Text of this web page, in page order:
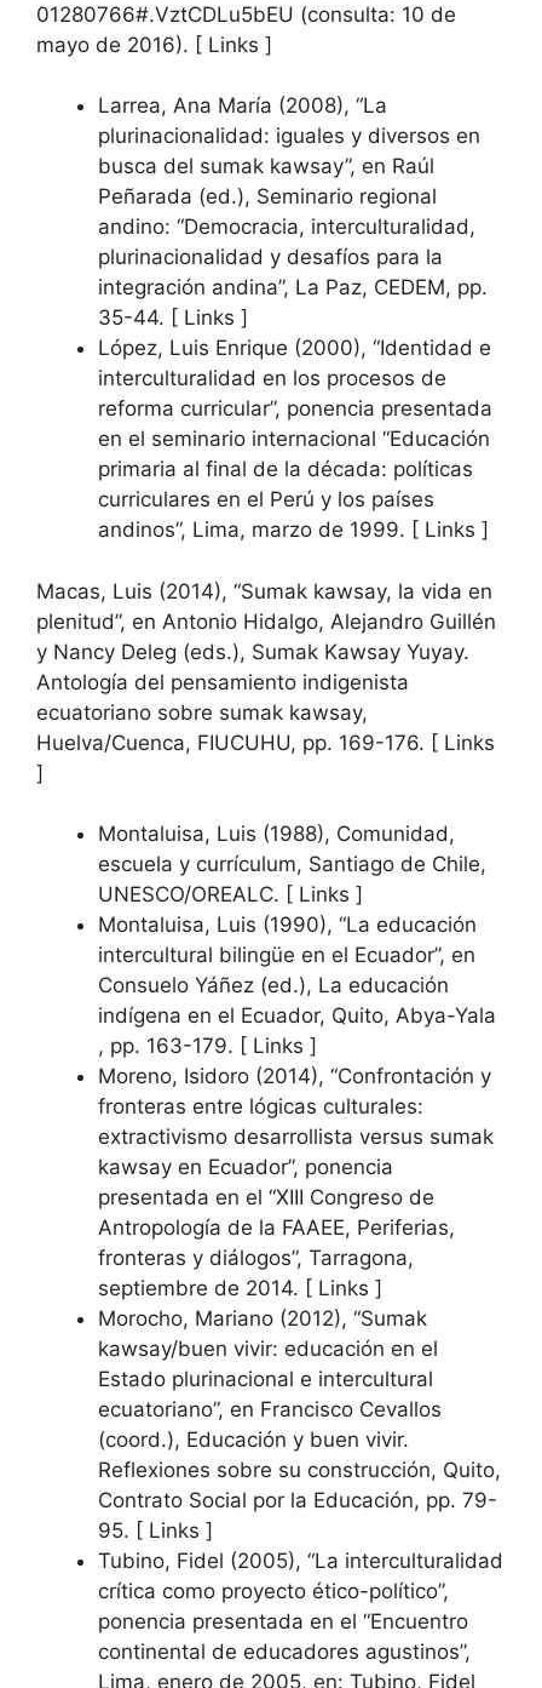
01280766#.VztCDLu5bEU (consulta: 10 de
mayo de 2016). [ Links ]
Larrea, Ana María (2008), “La
plurinacionalidad: iguales y diversos en
busca del sumak kawsay”, en Raúl
Peñarada (ed.), Seminario regional
andino: “Democracia, interculturalidad,
plurinacionalidad y desafíos para la
integración andina”, La Paz, CEDEM, pp.
35-44. [ Links ]
López, Luis Enrique (2000), “Identidad e
interculturalidad en los procesos de
reforma curricular”, ponencia presentada
en el seminario internacional “Educación
primaria al final de la década: políticas
curriculares en el Perú y los países
andinos”, Lima, marzo de 1999. [ Links ]
Macas, Luis (2014), “Sumak kawsay, la vida en
plenitud”, en Antonio Hidalgo, Alejandro Guillén
y Nancy Deleg (eds.), Sumak Kawsay Yuyay.
Antología del pensamiento indigenista
ecuatoriano sobre sumak kawsay,
Huelva/Cuenca, FIUCUHU, pp. 169-176. [ Links
]
Montaluisa, Luis (1988), Comunidad,
escuela y currículum, Santiago de Chile,
UNESCO/OREALC. [ Links ]
Montaluisa, Luis (1990), “La educación
intercultural bilingüe en el Ecuador”, en
Consuelo Yáñez (ed.), La educación
indígena en el Ecuador, Quito, Abya-Yala
, pp. 163-179. [ Links ]
Moreno, Isidoro (2014), “Confrontación y
fronteras entre lógicas culturales:
extractivismo desarrollista versus sumak
kawsay en Ecuador”, ponencia
presentada en el “XIII Congreso de
Antropología de la FAAEE, Periferias,
fronteras y diálogos”, Tarragona,
septiembre de 2014. [ Links ]
Morocho, Mariano (2012), “Sumak
kawsay/buen vivir: educación en el
Estado plurinacional e intercultural
ecuatoriano”, en Francisco Cevallos
(coord.), Educación y buen vivir.
Reflexiones sobre su construcción, Quito,
Contrato Social por la Educación, pp. 79-
95. [ Links ]
Tubino, Fidel (2005), “La interculturalidad
crítica como proyecto ético-político”,
ponencia presentada en el “Encuentro
continental de educadores agustinos”,
Lima, enero de 2005, en: Tubino, Fidel